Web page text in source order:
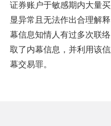
证券账户于敏感期内大量
显异常且无法作出合理解
幕信息知情人有过多次联
取了内幕信息，并利用该
幕交易罪。